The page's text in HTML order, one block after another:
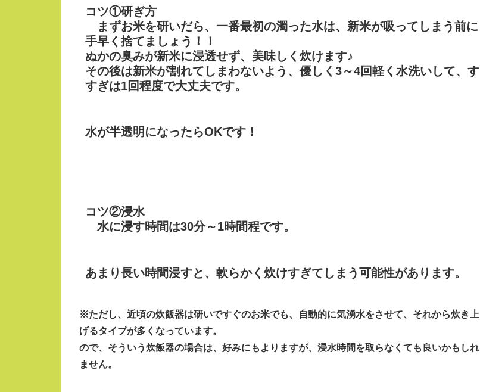
コツ①研ぎ方
まずお米を研いだら、 一番最初の濁った水は、新米が吸ってしまう前に
手早く捨てましょう！！
ぬかの臭みが新米に浸透せず、美味しく炊けます♪
その後は新米が割れてしまわないよう、優しく3～4回軽く水洗いして、す
すぎは1回程度で大丈夫です。
水が半透明になったらOKです！
コツ②浸水
水に浸す時間は30分～1時間程です。
あまり長い時間浸すと、軟らかく炊けすぎてしまう可能性があります。
※ただし、近頃の炊飯器は研いですぐのお米でも、自動的に気湧水をさせて、それから炊き上
げるタイプが多くなっています。
ので、そういう炊飯器の場合は、好みにもよりますが、浸水時間を取らなくても良いかもしれ
ません。